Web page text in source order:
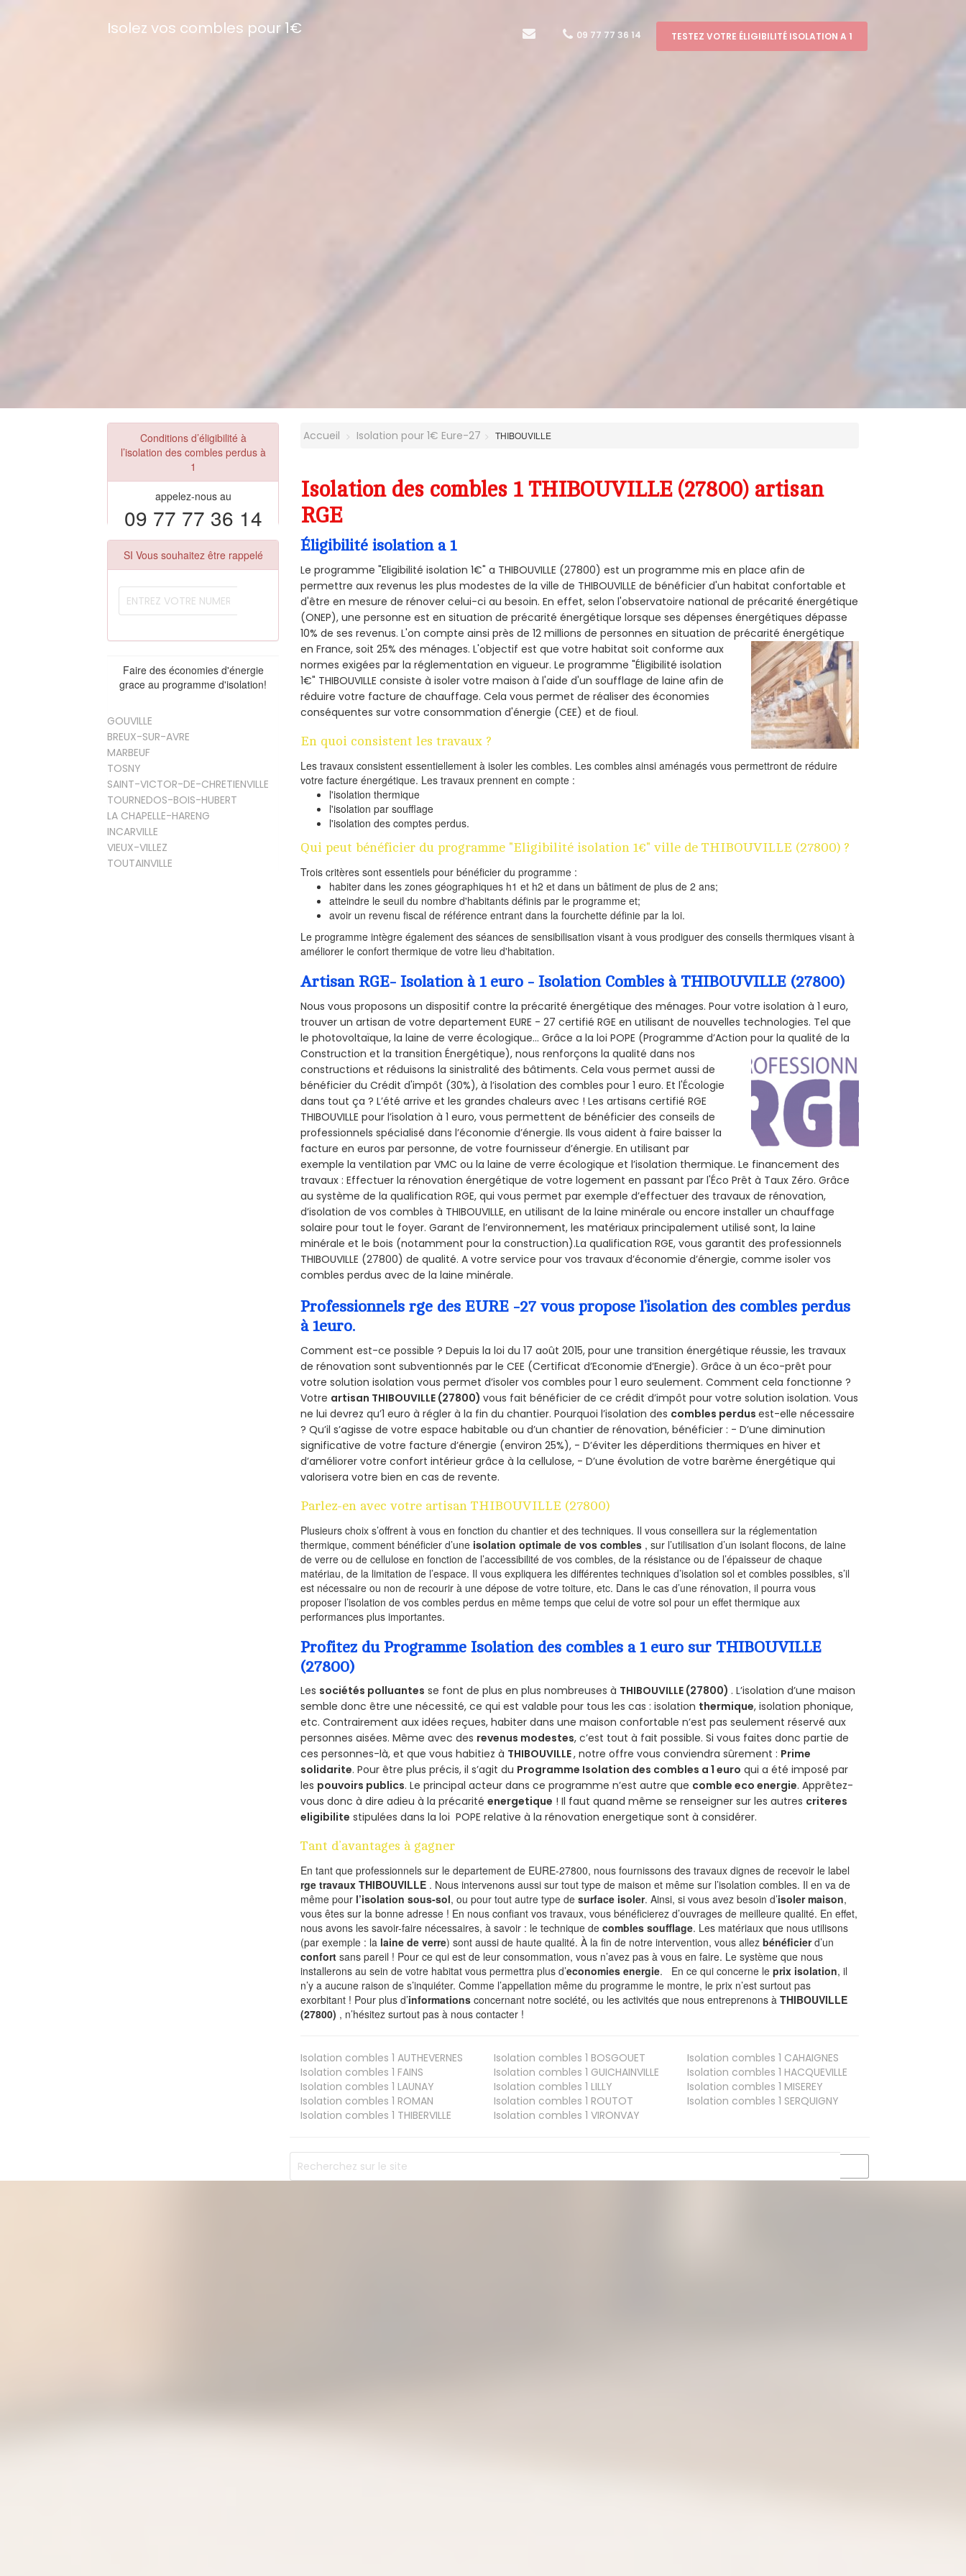
Isolez vos combles pour 1€ 09 77 77 36 14 TESTEZ VOTRE ÉLIGIBILITÉ ISOLATION A 1
Conditions d’éligibilité à
l’isolation des combles perdus à
1
appelez-nous au
09 77 77 36 14
SI Vous souhaitez être rappelé
Faire des économies d'énergie
grace au programme d'isolation!
GOUVILLE
BREUX-SUR-AVRE
MARBEUF
TOSNY
SAINT-VICTOR-DE-CHRETIENVILLE
TOURNEDOS-BOIS-HUBERT
LA CHAPELLE-HARENG
INCARVILLE
VIEUX-VILLEZ
TOUTAINVILLE
Accueil Isolation pour 1€ Eure-27 THIBOUVILLE
Isolation des combles 1 THIBOUVILLE (27800) artisan
RGE
Éligibilité isolation a 1
Le programme "Eligibilité isolation 1€" a THIBOUVILLE (27800) est un programme mis en place afin de
permettre aux revenus les plus modestes de la ville de THIBOUVILLE de bénéficier d'un habitat confortable et
d'être en mesure de rénover celui-ci au besoin. En effet, selon l'observatoire national de précarité énergétique
(ONEP), une personne est en situation de précarité énergétique lorsque ses dépenses énergétiques dépasse
10% de ses revenus. L'on compte ainsi près de 12 millions de personnes en situation de précarité énergétique
en France, soit 25% des ménages.L'objectif est que votre habitat soit conforme aux
normes exigées par la réglementation en vigueur. Le programme "Éligibilité isolation
1€" THIBOUVILLE consiste à isoler votre maison à l'aide d'un soufflage de laine afin de
réduire votre facture de chauffage. Cela vous permet de réaliser des économies
conséquentes sur votre consommation d'énergie (CEE) et de fioul.
En quoi consistent les travaux ?
Les travaux consistent essentiellement à isoler les combles. Les combles ainsi aménagés vous permettront de réduire
votre facture énergétique. Les travaux prennent en compte :
l'isolation thermique
l'isolation par soufflage
l'isolation des comptes perdus.
Qui peut bénéficier du programme "Eligibilité isolation 1€" ville de THIBOUVILLE (27800) ?
Trois critères sont essentiels pour bénéficier du programme :
habiter dans les zones géographiques h1 et h2 et dans un bâtiment de plus de 2 ans;
atteindre le seuil du nombre d'habitants définis par le programme et;
avoir un revenu fiscal de référence entrant dans la fourchette définie par la loi.
Le programme intègre également des séances de sensibilisation visant à vous prodiguer des conseils thermiques visant à
améliorer le confort thermique de votre lieu d'habitation.
Artisan RGE- Isolation à 1 euro - Isolation Combles à THIBOUVILLE (27800)
Nous vous proposons un dispositif contre la précarité énergétique des ménages. Pour votre isolation à 1 euro,
trouver un artisan de votre departement EURE - 27 certifié RGE en utilisant de nouvelles technologies. Tel que
le photovoltaïque, la laine de verre écologique... Grâce a la loi POPE (Programme d’Action pour la qualité de la
Construction et la transition Énergétique), nous renforçons la qualité dans nos
constructions et réduisons la sinistralité des bâtiments. Cela vous permet aussi de
bénéficier du Crédit d'impôt (30%), à l’isolation des combles pour 1 euro. Et l'Écologie
dans tout ça ? L’été arrive et les grandes chaleurs avec ! Les artisans certifié RGE
THIBOUVILLE pour l’isolation à 1 euro, vous permettent de bénéficier des conseils de
professionnels spécialisé dans l’économie d’énergie. Ils vous aident à faire baisser la
facture en euros par personne, de votre fournisseur d’énergie. En utilisant par
exemple la ventilation par VMC ou la laine de verre écologique et l’isolation thermique. Le financement des
travaux : Effectuer la rénovation énergétique de votre logement en passant par l'Éco Prêt à Taux Zéro. Grâce
au système de la qualification RGE, qui vous permet par exemple d’effectuer des travaux de rénovation,
d’isolation de vos combles à THIBOUVILLE, en utilisant de la laine minérale ou encore installer un chauffage
solaire pour tout le foyer. Garant de l’environnement, les matériaux principalement utilisé sont, la laine
minérale et le bois (notamment pour la construction).La qualification RGE, vous garantit des professionnels
THIBOUVILLE (27800) de qualité. A votre service pour vos travaux d’économie d’énergie, comme isoler vos
combles perdus avec de la laine minérale.
Professionnels rge des EURE -27 vous propose l’isolation des combles perdus
à 1euro.
Comment est-ce possible ? Depuis la loi du 17 août 2015, pour une transition énergétique réussie, les travaux
de rénovation sont subventionnés par le CEE (Certificat d’Economie d’Energie). Grâce à un éco-prêt pour
votre solution isolation vous permet d’isoler vos combles pour 1 euro seulement. Comment cela fonctionne ?
Votre artisan THIBOUVILLE (27800)vous fait bénéficier de ce crédit d’impôt pour votre solution isolation. Vous
ne lui devrez qu’1 euro à régler à la fin du chantier. Pourquoi l’isolation des combles perdusest-elle nécessaire
? Qu’il s’agisse de votre espace habitable ou d’un chantier de rénovation, bénéficier : - D’une diminution
significative de votre facture d’énergie (environ 25%), - D’éviter les déperditions thermiques en hiver et
d’améliorer votre confort intérieur grâce à la cellulose, - D’une évolution de votre barème énergétique qui
valorisera votre bien en cas de revente.
Parlez-en avec votre artisan THIBOUVILLE (27800)
Plusieurs choix s’offrent à vous en fonction du chantier et des techniques. Il vous conseillera sur la réglementation
thermique, comment bénéficier d’une isolation optimale de vos combles , sur l’utilisation d’un isolant flocons, de laine
de verre ou de cellulose en fonction de l’accessibilité de vos combles, de la résistance ou de l’épaisseur de chaque
matériau, de la limitation de l’espace. Il vous expliquera les différentes techniques d’isolation sol et combles possibles, s’il
est nécessaire ou non de recourir à une dépose de votre toiture, etc. Dans le cas d’une rénovation, il pourra vous
proposer l’isolation de vos combles perdus en même temps que celui de votre sol pour un effet thermique aux
performances plus importantes.
Profitez du Programme Isolation des combles a 1 euro sur THIBOUVILLE
(27800)
Les sociétés polluantes se font de plus en plus nombreuses à THIBOUVILLE (27800) . L’isolation d’une maison
semble donc être une nécessité, ce qui est valable pour tous les cas : isolation thermique, isolation phonique,
etc. Contrairement aux idées reçues, habiter dans une maison confortable n’est pas seulement réservé aux
personnes aisées. Même avec des revenus modestes, c’est tout à fait possible. Si vous faites donc partie de
ces personnes-là, et que vous habitiez à THIBOUVILLE, notre offre vous conviendra sûrement : Prime
solidarite. Pour être plus précis, il s’agit du Programme Isolation des combles a 1 euro qui a été imposé par
les pouvoirs publics. Le principal acteur dans ce programme n’est autre que comble eco energie. Apprêtez-
vous donc à dire adieu à la précaritéenergetique ! Il faut quand même se renseigner sur les autres criteres
eligibilite stipulées dans la loi POPE relative à la rénovation energetique sont à considérer.
Tant d’avantages à gagner
En tant que professionnels sur le departement de EURE-27800, nous fournissons des travaux dignes de recevoir le label
rge travaux THIBOUVILLE . Nous intervenons aussi sur tout type de maison et même sur l’isolation combles. Il en va de
même pour l’isolation sous-sol, ou pour tout autre type desurface isoler. Ainsi, si vous avez besoin d’isoler maison,
vous êtes sur la bonne adresse ! En nous confiant vos travaux, vous bénéficierez d’ouvrages de meilleure qualité. En effet,
nous avons les savoir-faire nécessaires, à savoir : le technique decombles soufflage. Les matériaux que nous utilisons
(par exemple : la laine de verre) sont aussi de haute qualité. À la fin de notre intervention, vous allezbénéficierd’un
confort sans pareil ! Pour ce qui est de leur consommation, vous n’avez pas à vous en faire. Le système que nous
installerons au sein de votre habitat vous permettra plus d’economies energie. En ce qui concerne leprix isolation, il
n’y a aucune raison de s’inquiéter. Comme l’appellation même du programme le montre, le prix n’est surtout pas
exorbitant ! Pour plus d’informations concernant notre société, ou les activités que nous entreprenons àTHIBOUVILLE
(27800) , n’hésitez surtout pas à nous contacter !
Isolation combles 1 AUTHEVERNES Isolation combles 1 BOSGOUET Isolation combles 1 CAHAIGNES
Isolation combles 1 FAINS Isolation combles 1 GUICHAINVILLE Isolation combles 1 HACQUEVILLE
Isolation combles 1 LAUNAY Isolation combles 1 LILLY Isolation combles 1 MISEREY
Isolation combles 1 ROMAN Isolation combles 1 ROUTOT Isolation combles 1 SERQUIGNY
Isolation combles 1 THIBERVILLE Isolation combles 1 VIRONVAY